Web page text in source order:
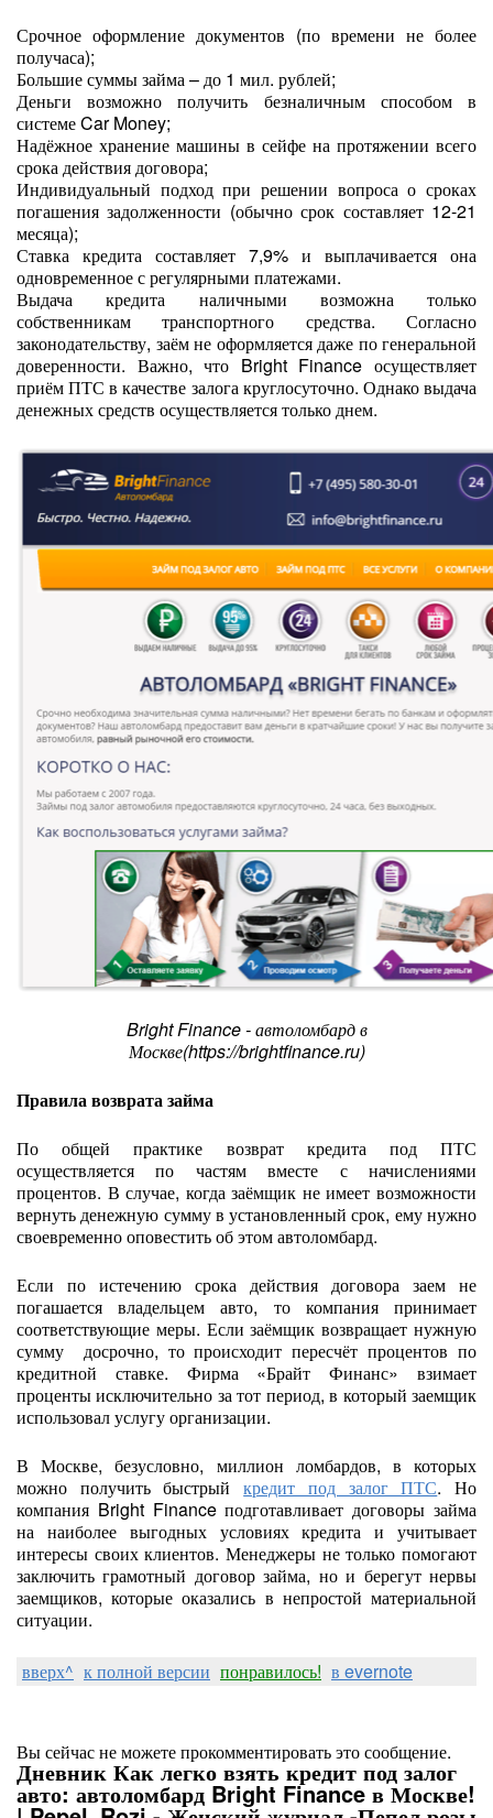
Срочное оформление документов (по времени не более
получаса);
Большие суммы займа – до 1 мил. рублей;
Деньги возможно получить безналичным способом в
системе Car Money;
Надёжное хранение машины в сейфе на протяжении всего
срока действия договора;
Индивидуальный подход при решении вопроса о сроках
погашения задолженности (обычно срок составляет 12-21
месяца);
Ставка кредита составляет 7,9% и выплачивается она
одновременное с регулярными платежами.
Выдача кредита наличными возможна только
собственникам транспортного средства. Согласно
законодательству, заём не оформляется даже по генеральной
доверенности. Важно, что Bright Finance осуществляет
приём ПТС в качестве залога круглосуточно. Однако выдача
денежных средств осуществляется только днем.
Bright Finance - автоломбард в
Москве(https://brightfinance.ru)
Правила возврата займа
По общей практике возврат кредита под ПТС
осуществляется по частям вместе с начислениями
процентов. В случае, когда заёмщик не имеет возможности
вернуть денежную сумму в установленный срок, ему нужно
своевременно оповестить об этом автоломбард.
Если по истечению срока действия договора заем не
погашается владельцем авто, то компания принимает
соответствующие меры. Если заёмщик возвращает нужную
сумму досрочно, то происходит пересчёт процентов по
кредитной ставке. Фирма «Брайт Финанс» взимает
проценты исключительно за тот период, в который заемщик
использовал услугу организации.
В Москве, безусловно, миллион ломбардов, в которых
можно получить быстрыйкредит под залог ПТС. Но
компания Bright Finance подготавливает договоры займа
на наиболее выгодных условиях кредита и учитывает
интересы своих клиентов. Менеджеры не только помогают
заключить грамотный договор займа, но и берегут нервы
заемщиков, которые оказались в непростой материальной
ситуации.
вверх^ к полной версии понравилось! в evernote
Вы сейчас не можете прокомментировать это сообщение.
Дневник Как легко взять кредит под залог
авто: автоломбард Bright Finance в Москве!